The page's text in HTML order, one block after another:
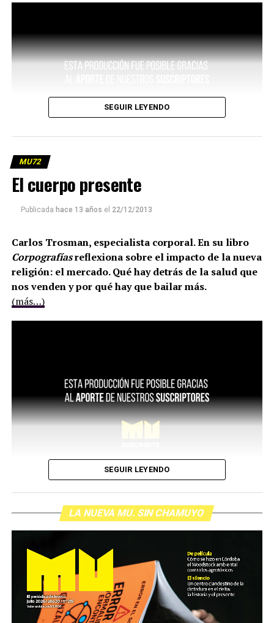
MU72
El cuerpo presente
Carlos Trosman, especialista corporal. En su libro
Corpografíasreflexiona sobre el impacto de la nueva
religión: el mercado. Qué hay detrás de la salud que
nos venden y por qué hay que bailar más.
(más…)
LA NUEVA MU. SIN CHAMUYO